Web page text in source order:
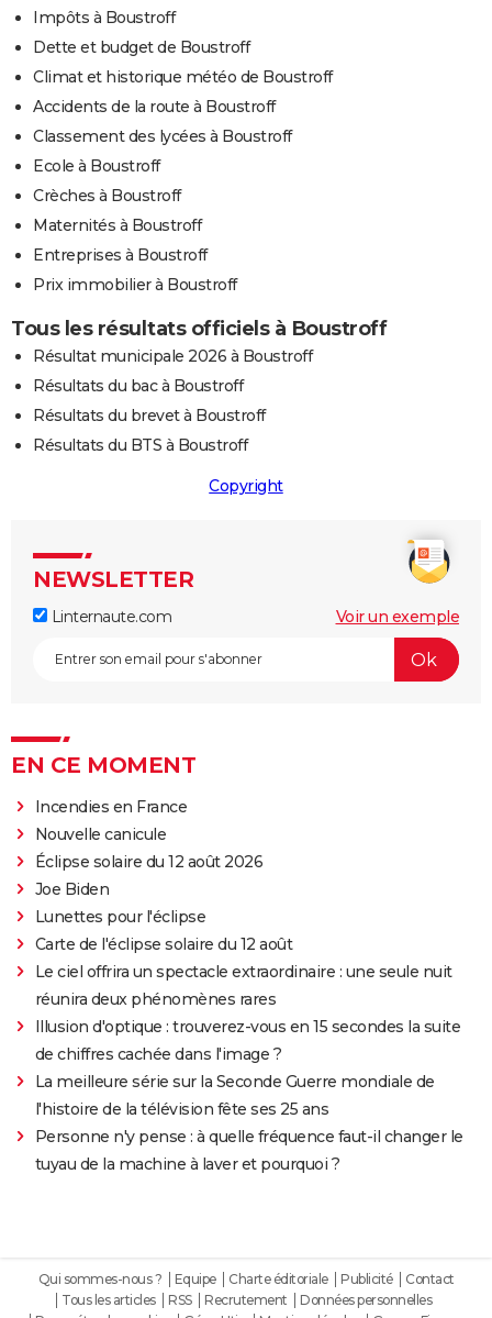
Impôts à Boustroff
Dette et budget de Boustroff
Climat et historique météo de Boustroff
Accidents de la route à Boustroff
Classement des lycées à Boustroff
Ecole à Boustroff
Crèches à Boustroff
Maternités à Boustroff
Entreprises à Boustroff
Prix immobilier à Boustroff
Tous les résultats officiels à Boustroff
Résultat municipale 2026 à Boustroff
Résultats du bac à Boustroff
Résultats du brevet à Boustroff
Résultats du BTS à Boustroff
Copyright
NEWSLETTER
Linternaute.com Voir un exemple
EN CE MOMENT
Incendies en France
Nouvelle canicule
Éclipse solaire du 12 août 2026
Joe Biden
Lunettes pour l'éclipse
Carte de l'éclipse solaire du 12 août
Le ciel offrira un spectacle extraordinaire : une seule nuit
réunira deux phénomènes rares
Illusion d'optique : trouverez-vous en 15 secondes la suite
de chiffres cachée dans l'image ?
La meilleure série sur la Seconde Guerre mondiale de
l'histoire de la télévision fête ses 25 ans
Personne n'y pense : à quelle fréquence faut-il changer le
tuyau de la machine à laver et pourquoi ?
Qui sommes-nous ? Equipe Charte éditoriale Publicité
Contact
Tous les articles
RSS Recrutement
Données personnelles